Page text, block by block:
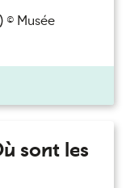
© Musée
sont les